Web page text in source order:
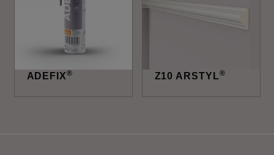
ADEFIX® Z10 ARSTYL®